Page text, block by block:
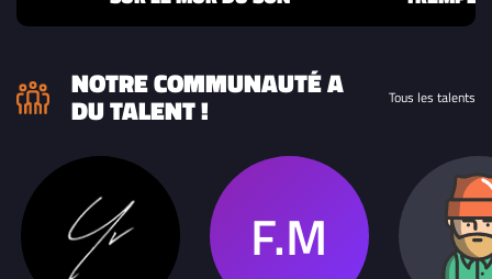
NOTRE COMMUNAUTÉ A
DU TALENT ! Tous les talents